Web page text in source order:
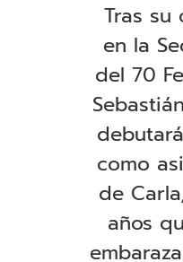
Tras su
en la
del 70
como
de
años